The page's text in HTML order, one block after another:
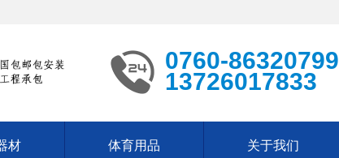
0760-86320799
13726017833
材 体育用品 关于我们